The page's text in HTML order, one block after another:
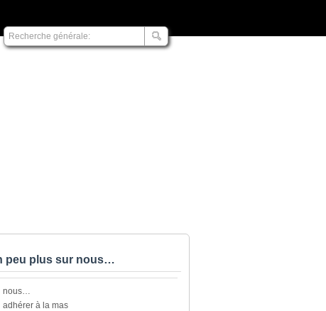
peu plus sur nous…
nous…
adhérer à la mas